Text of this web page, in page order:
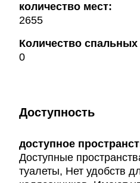
количество мест:
2655
Количество спальных
0
Доступность
доступное
Доступные
туалеты, Нет удобств